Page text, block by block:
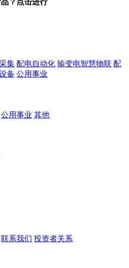
？点击进行
集 配电自动化 输变电智慧物联 配
备 公用事业
公用事业 其他
联系我们 投资者关系